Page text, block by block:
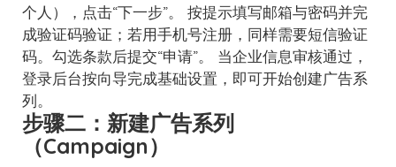
个人），点击“下一步”。 按提示填写邮箱与密码并完
成验证码验证；若用手机号注册，同样需要短信验证
码。勾选条款后提交“申请”。 当企业信息审核通过，
登录后台按向导完成基础设置，即可开始创建广告系
列。
步骤二：新建广告系列
（Campaign）